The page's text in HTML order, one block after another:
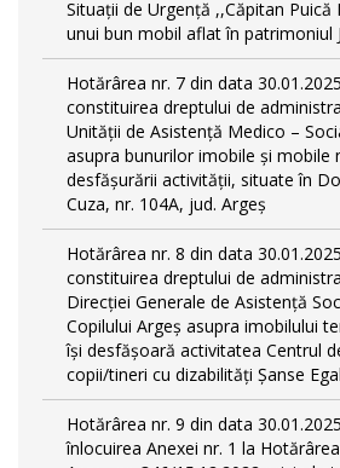
Situații de Urgență ,,Căpitan Puică
unui bun mobil aflat în patrimoniul
Hotărârea nr. 7 din data
constituirea dreptului de
Unității de Asistență Medico –
asupra bunurilor imobile și mobile
desfășurării activității, situate în
Cuza, nr. 104A, jud. Argeș
Hotărârea nr. 8 din data
constituirea dreptului de
Direcției Generale de Asistență
Copilului Argeș asupra imobilului
își desfășoară activitatea Centrul
copii/tineri cu dizabilități Șanse
Hotărârea nr. 9 din data
înlocuirea Anexei nr. 1 la